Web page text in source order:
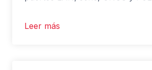
Leer más